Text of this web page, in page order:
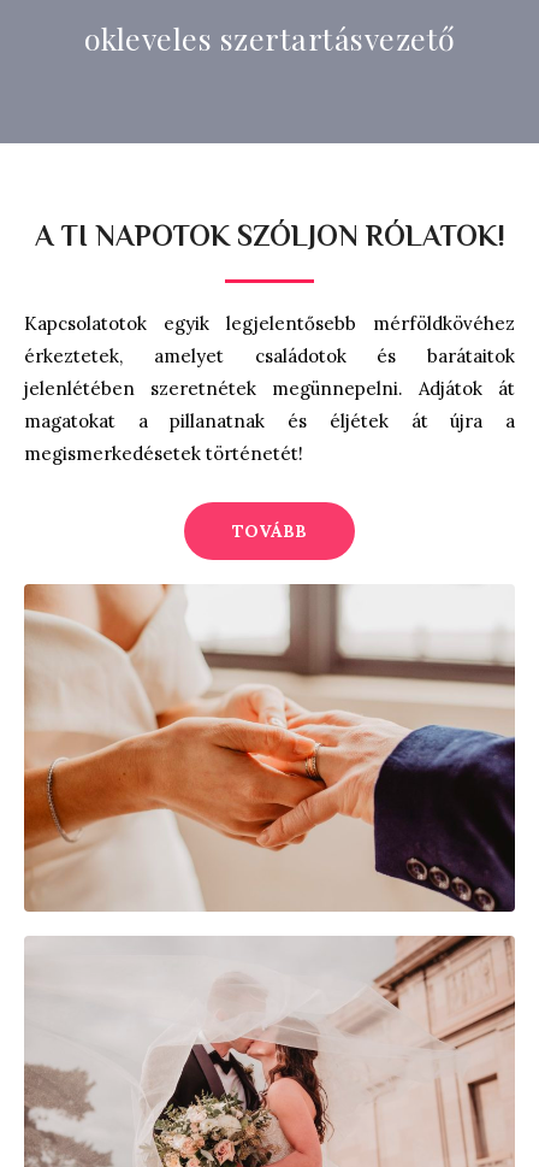
okleveles szertartásvezető
A TI NAPOTOK SZÓLJON RÓLATOK!
Kapcsolatotok egyik legjelentősebb mérföldkövéhez
érkeztetek, amelyet családotok és barátaitok
jelenlétében szeretnétek megünnepelni. Adjátok át
magatokat a pillanatnak és éljétek át újra a
megismerkedésetek történetét!
TOVÁBB